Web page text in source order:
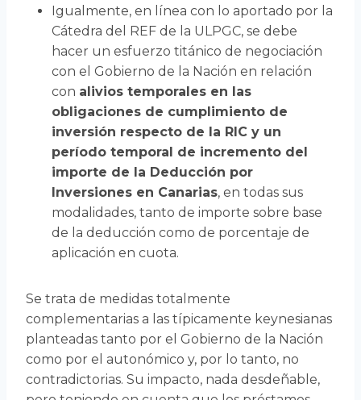
Igualmente, en línea con lo aportado por la
Cátedra del REF de la ULPGC, se debe
hacer un esfuerzo titánico de negociación
con el Gobierno de la Nación en relación
con alivios temporales en las
obligaciones de cumplimiento de
inversión respecto de la RIC y un
período temporal de incremento del
importe de la Deducción por
Inversiones en Canarias, en todas sus
modalidades, tanto de importe sobre base
de la deducción como de porcentaje de
aplicación en cuota.
Se trata de medidas totalmente
complementarias a las típicamente keynesianas
planteadas tanto por el Gobierno de la Nación
como por el autonómico y, por lo tanto, no
contradictorias. Su impacto, nada desdeñable,